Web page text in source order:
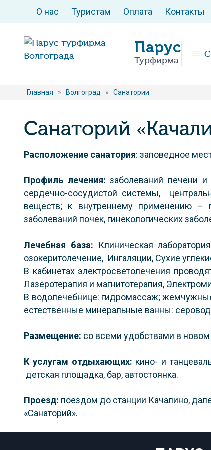
О нас Туристам Оплата Контакты
Парус
Турфирма
Главная » Волгоград » Санатории
Санаторий
Расположение санатория: заповедное
Профиль лечения:заболеваний печени
сердечно-сосудистой системы,
веществ; к внутреннему применению –
заболеваний почек, гинекологических
Лечебная база: Клиническая
озокеритолечение, Ингаляции, Сухие
В кабинетах электросветолечения
Лазеротерапия и магнитотерапия,
В водолечебнице: гидромассаж;
естественные минеральные ванны:
Размещение: со всеми удобствами в
К услугам отдыхающих: кино- и
детская площадка, бар, автостоянка.
Проезд: поездом до станции Качалино,
«Санаторий».